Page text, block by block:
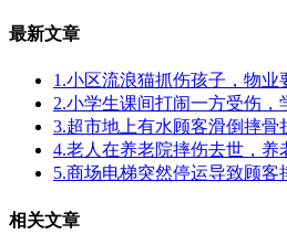
最新文章
1.小区流浪猫抓伤孩子，物业
2.小学生课间打闹一方受伤，
3.超市地上有水顾客滑倒摔骨
4.老人在养老院摔伤去世，养
5.商场电梯突然停运导致顾客
相关文章